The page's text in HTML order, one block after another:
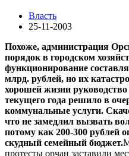
Власть
25-11-2003
Похоже, администрация
порядок в городском
функционирование
млрд. рублей, но их
хорошей жизни
текущего года решило в
коммунальные услуги.
что не замедлил вызвать
потому как 200-300 рублей
скудный семейный бюджет.
протесты орчан заставили